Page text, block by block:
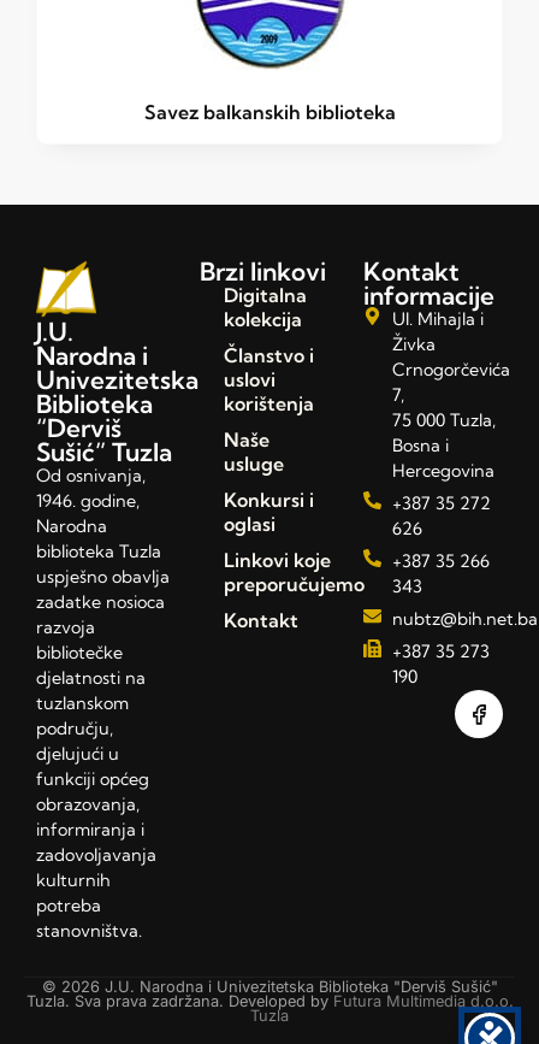
Savez balkanskih biblioteka
J.U.
Narodna i
Univezitetska
Biblioteka
“Derviš
Sušić” Tuzla
Od osnivanja,
1946. godine,
Narodna
biblioteka Tuzla
uspješno obavlja
zadatke nosioca
razvoja
bibliotečke
djelatnosti na
tuzlanskom
području,
djelujući u
funkciji općeg
obrazovanja,
informiranja i
zadovoljavanja
kulturnih
potreba
stanovništva.
Brzi linkovi
Digitalna
kolekcija
Članstvo i
uslovi
korištenja
Naše
usluge
Konkursi i
oglasi
Linkovi koje
preporučujemo
Kontakt
Kontakt
informacije
Ul. Mihajla i
Živka
Crnogorčevića
7,
75 000 Tuzla,
Bosna i
Hercegovina
+387 35 272
626
+387 35 266
343
nubtz@bih.net.ba
+387 35 273
190
© 2026 J.U. Narodna i Univezitetska Biblioteka "Derviš Sušić"
Tuzla. Sva prava zadržana. Developed by Futura Multimedia d.o.o.
Tuzla